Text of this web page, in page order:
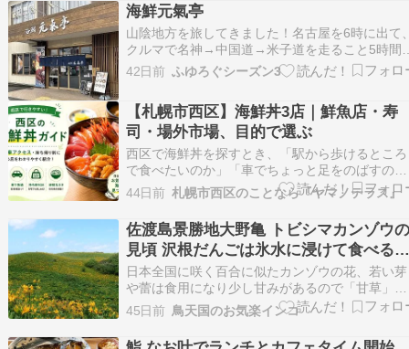
かしい雰囲気もなんだかいい感じ。リーズナブル
な刺身…
海鮮元氣亭
山陰地方を旅してきました！名古屋を6時に出て
クルマで名神→中国道→米子道を走ること5時間
弱。鳥取市に着いたのは10時50分でした。山陰
方と言えば外せないのが海の幸！あらかじめ調べ
町、ショッピングモールの一角にあります、海鮮
元氣亭さんで…
42日前 ふゆろぐシーズン3
【札幌市西区】海鮮丼3店｜鮮魚店・寿
司・場外市場、目的で選ぶ
西区で海鮮丼を探すとき、「駅から歩けるところ
で食べたいのか」「車でちょっと足をのばすの
か」で、候補の絞り方がかなり変わります。同じ
西区内でも、琴似周辺と発寒方面とでは店の雰囲
気も使いやすさも違うので、目的を決めてから探
し […]
44日前 札幌市西区のことなら『ヤマノテラス』
佐渡島景勝地大野亀 トビシマカンゾウ
見頃 沢根だんごは氷水に浸けて食べる
更においしいらしい
日本全国に咲く百合に似たカンゾウの花、若い芽
や蕾は食用になり少し甘みがあるので「甘草」と
書くのだと思っていたら「萱草」だった。「萱」
は「かや」と読み屋根をふくアレで葉がカヤに似
ているからなのかな？そしてもう一つの訓読みは
45日前 鳥天国のお気楽インコ